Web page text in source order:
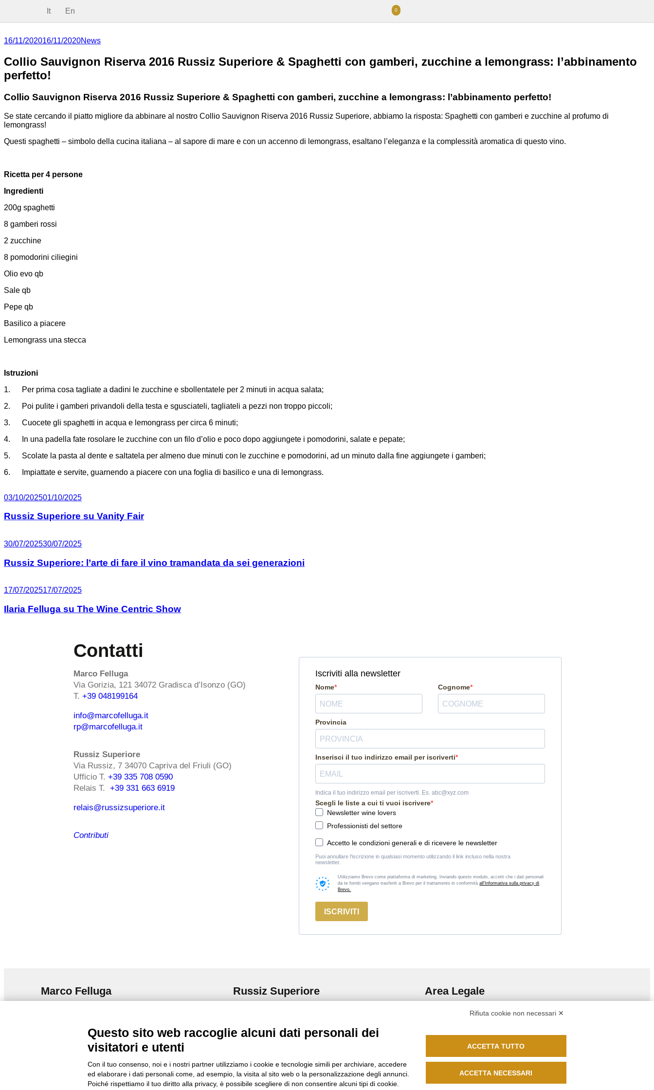
It En 0
16/11/202016/11/2020News
Collio Sauvignon Riserva 2016 Russiz Superiore & Spaghetti con gamberi, zucchine a lemongrass: l’abbinamento
perfetto!
Collio Sauvignon Riserva 2016 Russiz Superiore & Spaghetti con gamberi, zucchine a lemongrass: l’abbinamento perfetto!
Se state cercando il piatto migliore da abbinare al nostro Collio Sauvignon Riserva 2016 Russiz Superiore, abbiamo la risposta: Spaghetti con gamberi e zucchine al profumo di
lemongrass!
Questi spaghetti – simbolo della cucina italiana – al sapore di mare e con un accenno di lemongrass, esaltano l’eleganza e la complessità aromatica di questo vino.
Ricetta per 4 persone
Ingredienti
200g spaghetti
8 gamberi rossi
2 zucchine
8 pomodorini ciliegini
Olio evo qb
Sale qb
Pepe qb
Basilico a piacere
Lemongrass una stecca
Istruzioni
1. Per prima cosa tagliate a dadini le zucchine e sbollentatele per 2 minuti in acqua salata;
2. Poi pulite i gamberi privandoli della testa e sgusciateli, tagliateli a pezzi non troppo piccoli;
3. Cuocete gli spaghetti in acqua e lemongrass per circa 6 minuti;
4. In una padella fate rosolare le zucchine con un filo d’olio e poco dopo aggiungete i pomodorini, salate e pepate;
5. Scolate la pasta al dente e saltatela per almeno due minuti con le zucchine e pomodorini, ad un minuto dalla fine aggiungete i gamberi;
6. Impiattate e servite, guarnendo a piacere con una foglia di basilico e una di lemongrass.
03/10/202501/10/2025
Russiz Superiore su Vanity Fair
30/07/202530/07/2025
Russiz Superiore: l’arte di fare il vino tramandata da sei generazioni
17/07/202517/07/2025
Ilaria Felluga su The Wine Centric Show
Contatti
Marco Felluga
Via Gorizia, 121 34072 Gradisca d’Isonzo (GO)
T. +39 048199164
info@marcofelluga.it
rp@marcofelluga.it
Russiz Superiore
Via Russiz, 7 34070 Capriva del Friuli (GO)
Ufficio T. +39 335 708 0590
Relais T. +39 331 663 6919
relais@russizsuperiore.it
Contributi
Iscriviti alla newsletter
Nome Cognome
Provincia
Inserisci il tuo indirizzo email per iscriverti
Indica il tuo indirizzo email per iscriverti. Es. abc@xyz.com
Scegli le liste a cui ti vuoi iscrivere
Newsletter wine lovers
Professionisti del settore
Accetto le condizioni generali e di ricevere le newsletter
Puoi annullare l'iscrizione in qualsiasi momento utilizzando il link incluso nella nostra
newsletter.
Utilizziamo Brevo come piattaforma di marketing. Inviando questo modulo, accetti che i dati personali
da te forniti vengano trasferiti a Brevo per il trattamento in conformitàall'Informativa sulla privacy di
Brevo.
ISCRIVITI
Marco Felluga
info@marcofelluga.it
rp@marcofelluga.it
Change Cookie preferences
Russiz Superiore
relais@russizsuperiore.it
Area Legale
Seguici su
Rifiuta cookie non necessari ✕
Questo sito web raccoglie alcuni dati personali dei
visitatori e utenti
Con il tuo consenso, noi e i nostri partner utilizziamo i cookie e tecnologie simili per archiviare, accedere
ed elaborare i dati personali come, ad esempio, la visita al sito web o la personalizzazione degli annunci.
Poiché rispettiamo il tuo diritto alla privacy, è possibile scegliere di non consentire alcuni tipi di cookie.
ACCETTA TUTTO
ACCETTA NECESSARI